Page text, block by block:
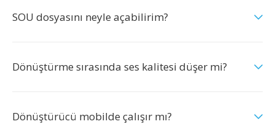
SOU dosyasını neyle açabilirim?
Dönüştürme sırasında ses kalitesi düşer mi?
Dönüştürücü mobilde çalışır mı?